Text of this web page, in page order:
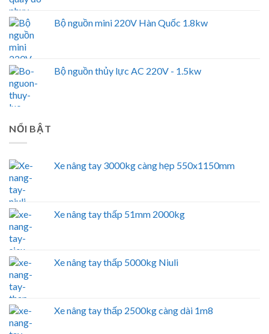
Bộ nguồn mini 220V Hàn Quốc 1.8kw
Bộ nguồn thủy lực AC 220V - 1.5kw
NỔI BẬT
Xe nâng tay 3000kg càng hẹp 550x1150mm
Xe nâng tay thấp 51mm 2000kg
Xe nâng tay thấp 5000kg Niuli
Xe nâng tay thấp 2500kg càng dài 1m8